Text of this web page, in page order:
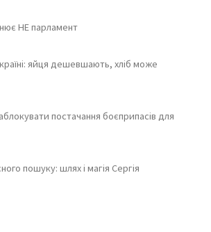
НЕ парламент
яйця дешевшають, хліб може
постачання боєприпасів для
пошуку: шлях і магія Сергія